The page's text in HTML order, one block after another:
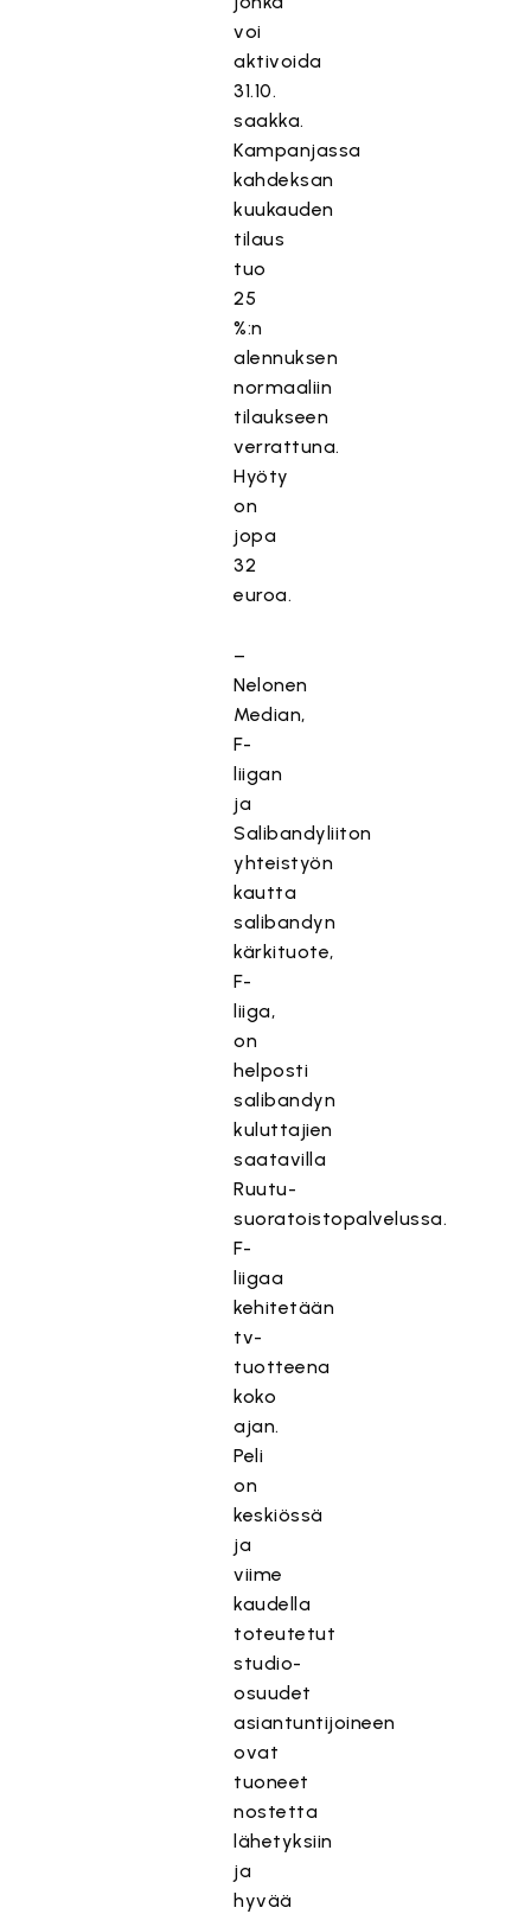
voi
aktivoida
31.10.
saakka.
Kampanjassa
kahdeksan
kuukauden
tilaus
tuo
25
%:n
alennuksen
normaaliin
tilaukseen
verrattuna.
Hyöty
on
jopa
32
euroa.
–
Nelonen
Median,
F-
liigan
ja
Salibandyliiton
yhteistyön
kautta
salibandyn
kärkituote,
F-
liiga,
on
helposti
salibandyn
kuluttajien
saatavilla
Ruutu-
suoratoistopalvelussa.
F-
liigaa
kehitetään
tv-
tuotteena
koko
ajan.
Peli
on
keskiössä
ja
viime
kaudella
toteutetut
studio-
osuudet
asiantuntijoineen
ovat
tuoneet
nostetta
lähetyksiin
ja
hyvää